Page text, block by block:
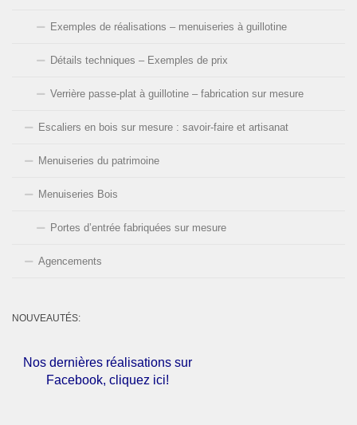
Exemples de réalisations – menuiseries à guillotine
Détails techniques – Exemples de prix
Verrière passe-plat à guillotine – fabrication sur mesure
Escaliers en bois sur mesure : savoir-faire et artisanat
Menuiseries du patrimoine
Menuiseries Bois
Portes d’entrée fabriquées sur mesure
Agencements
NOUVEAUTÉS:
Nos dernières réalisations sur
Facebook, cliquez ici!